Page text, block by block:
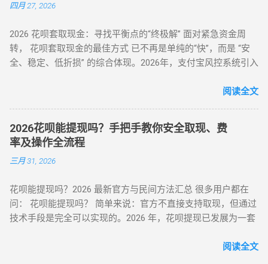
保值品类）； 下单后 24 小时内联系商家协商 “7 天无理由退货”
度灵活使用。 合规要点 ： ✅ 仅支持未使用商品退货，需保留
完整包装 ✅ 每月操作≤2 次，避免同店铺高频退货 ▶ 美团 / 大
众点评（跨境用户优选） 安全指数 ：★★★★☆（支持境外手
饮团购”（可退款品类）； 使用花呗支付后，立即申请 “未消费
退款”（需商家支持）； 退款到账时间 1-3 个工作日，手续费
≈0（平台官方渠道）。 独特优势 ： ✅ 支持香港 / 澳门等境外
用户手机号注册 ✅ 风控账户可尝试（需近 3 个月无违规记录）
（二）数码商城类 —— 小额灵活场景 平台名称 安全指数 手续
费 操作要点 华为商城 ★★★☆☆ 0.38% 购买 “电子礼品卡” 后
当场退货 京东商城 ★★★★☆ 0% 购买 “京东 E 卡” 后转卖至官
方回收平台 三、2025 年风控监测机制与规避策略 （一）支付
宝风控三大预警信号 行为异常识别 ： 同一 IP 地址频繁在不同
预警 ： 单笔支付金额为 1000 整数倍（如 2000/5000 元） 每月
四月 27, 2026
2026 花呗套取现金：寻找平衡点的“终极解” 面对紧急资金周
转， 花呗套取现金的最佳方式 已不再是单纯的“快”，而是 “安
全、稳定、低折损” 的综合体现。2026年，支付宝风控系统引入
足之地。经过行业深度评测，目前的最佳方式被定义为基于真
服务费率为 6.5% - 8.8% 。 行业首选 抗风控权重最高 24H 实时
响应 很多用户由于信息不对称，往往在“追求低费率”和“确保安
全性”之间左右为难。本文将从职业周转人的视角，为您全方位
拆解目前市面上所有主流方式的底层逻辑，帮您选出当下的“最
一目了然，我们选取了目前存活率最高的四种模式进行深度横
评： 评估维度 模式 A：H5协议秒到 模式 B：天猫实物中转 模
式 C：线下蓝标扫码 模式 D：虚拟卡券回购 资金到账 秒到余额
阅读全文
2026花呗能提现吗？手把手教你安全取现、费
率及操作全流程
三月 31, 2026
花呗能提现吗？2026 最新官方与民间方法汇总 很多用户都在
问： 花呗能提现吗？ 简单来说：官方不直接支持取现，但通过
技术手段是完全可以实现的。2026 年，花呗提现已发展为一套
店铺回购或闲鱼平台交易，将花呗额度秒变余额。目前的合理
阅读全文